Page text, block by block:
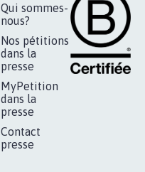
Qui sommes-
nous?
Nos pétitions
dans la
presse
MyPetition
dans la
presse
Contact
presse